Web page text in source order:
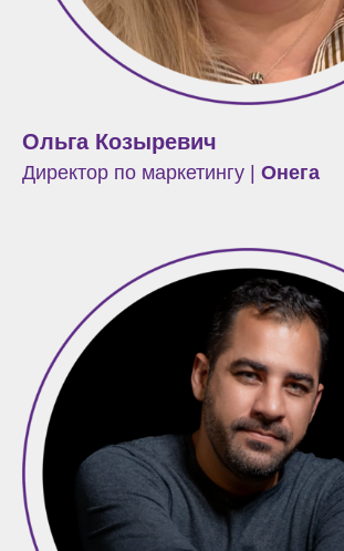
Ольга Козыревич
Директор по маркетингу | Онега